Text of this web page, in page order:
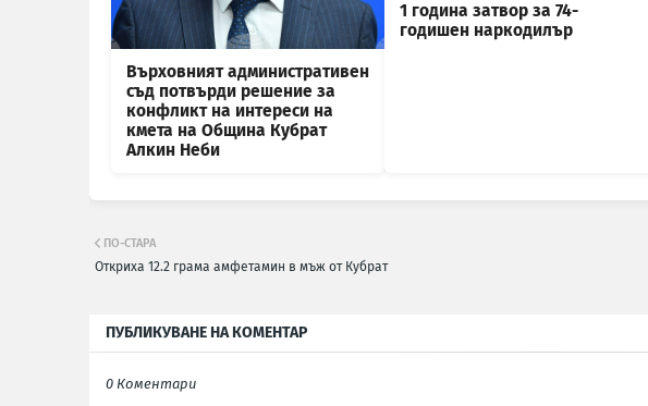
Върховният административен
съд потвърди решение за
конфликт на интереси на
кмета на Община Кубрат
Алкин Неби
1 година затвор за 74-
годишен наркодилър
ПО-СТАРА
Откриха 12.2 грама амфетамин в мъж от Кубрат
ПУБЛИКУВАНЕ НА КОМЕНТАР
0 Коментари